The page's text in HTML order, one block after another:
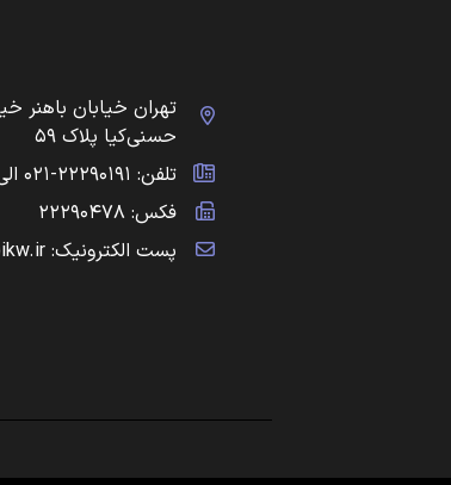
تهران خیابان باهنر
حسنی‌کیا پلاک ۵۹
تلفن: ۲۲۲۹۰۱۹۱-۰۲۱ الی ۵
فکس: ۲۲۲۹۰۴۷۸
پست الکترونیک: info@icpikw.ir